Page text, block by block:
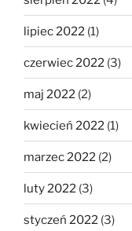
lipiec 2022 (1)
czerwiec 2022 (3)
maj 2022 (2)
kwiecień 2022 (1)
marzec 2022 (2)
luty 2022 (3)
styczeń 2022 (3)